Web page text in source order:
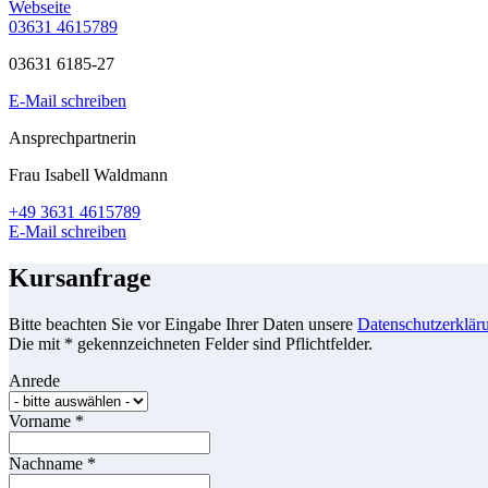
Webseite
03631 4615789
03631 6185-27
E-Mail schreiben
Ansprechpartnerin
Frau Isabell Waldmann
+49 3631 4615789
E-Mail schreiben
Kursanfrage
Bitte beachten Sie vor Eingabe Ihrer Daten unsere
Die mit * gekennzeichneten Felder sind Pflichtfelder.
Anrede
Vorname *
Nachname *